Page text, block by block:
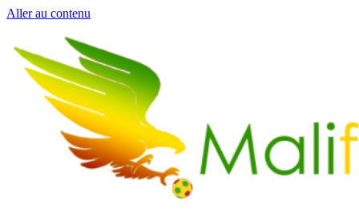
Aller au contenu